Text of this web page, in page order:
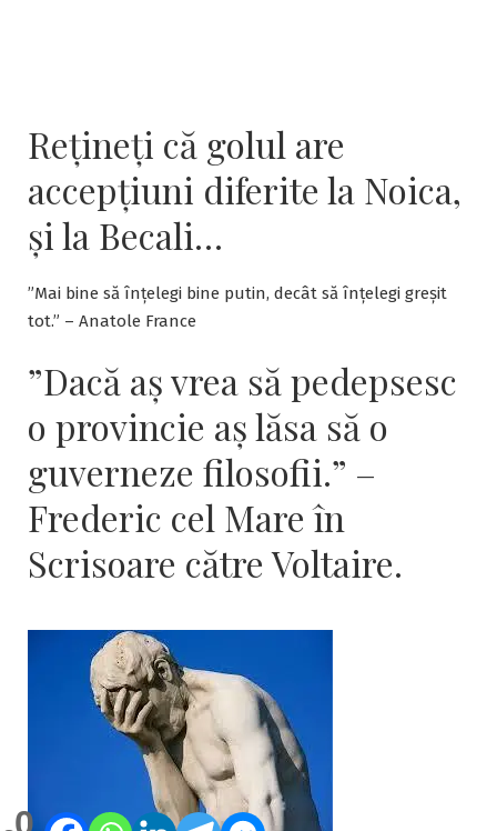
Rețineți că golul are
accepțiuni diferite la Noica,
și la Becali…
”Mai bine să înțelegi bine putin, decât să înțelegi greșit
tot.” – Anatole France
”Dacă aş vrea să pedepsesc
o provincie aş lăsa să o
guverneze filosofii.” –
Frederic cel Mare în
Scrisoare către Voltaire.